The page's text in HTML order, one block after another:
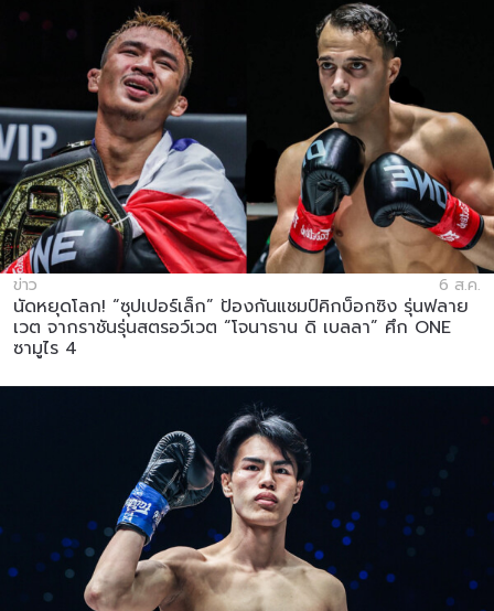
ข่าว 6 ส.ค.
นัดหยุดโลก! “ซุปเปอร์เล็ก” ป้องกันแชมป์คิกบ็อกซิง รุ่นฟลาย
เวต จากราชันรุ่นสตรอว์เวต “โจนาธาน ดิ เบลลา” ศึก ONE
ซามูไร 4